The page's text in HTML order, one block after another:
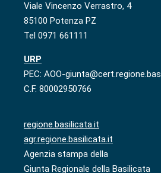
Viale Vincenzo Verrastro, 4
85100 Potenza PZ
Tel 0971 661111
URP
PEC: AOO-
C.F. 80002950766
regione.basilicata.it
agr.regione.basilicata.it
Agenzia stampa della
Giunta Regionale della Basilicata